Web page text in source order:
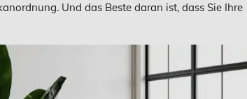
Und das Beste daran ist, dass Sie Ihre